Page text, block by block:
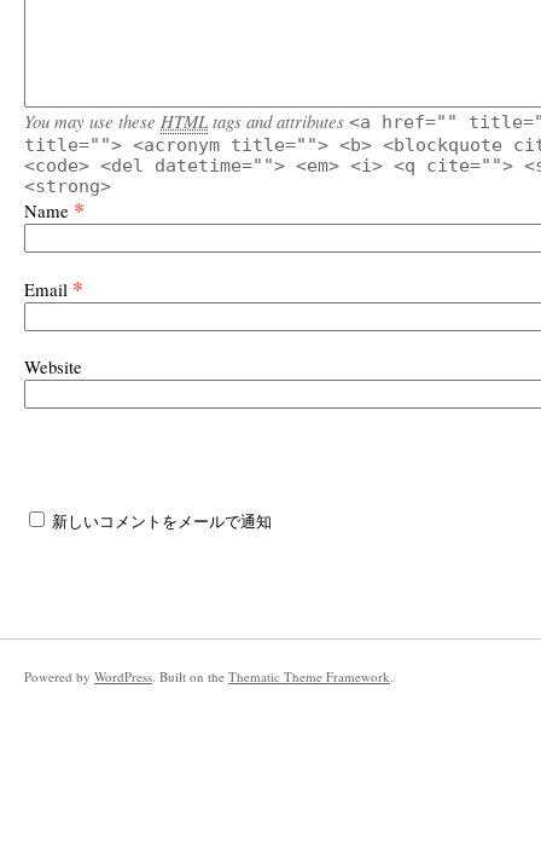
You may use these HTML tags and attributes <a href=""
title=""> <acronym title=""> <b> <blockquote
<code> <del datetime=""> <em> <i> <q cite="">
<strong>
Name *
Email *
Website
新しいコメントをメールで通知
Powered by WordPress. Built on the Thematic Theme Framework.